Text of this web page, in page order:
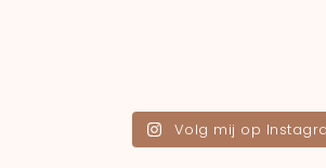
Volg mij op